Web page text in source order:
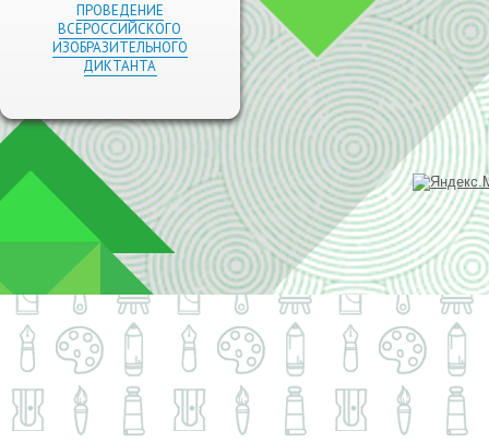
ПРОВЕДЕНИЕ
ВСЕРОССИЙСКОГО
ИЗОБРАЗИТЕЛЬНОГО
ДИКТАНТА